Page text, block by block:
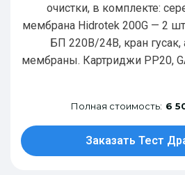
очистки, в комплекте:
мембрана Hidrotek 200G — 2
БП 220В/24В, кран
мембраны. Картриджи РР20,
Полная стоимость: 6
Заказать Тест